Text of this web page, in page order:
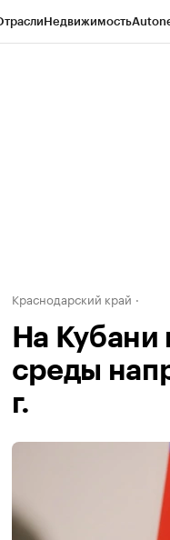
Недвижимость
Краснодарский край
На Кубани
среды
г.